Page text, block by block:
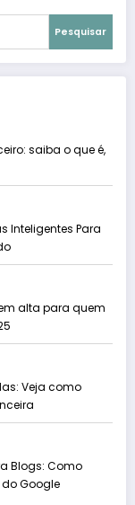
Pesquisar
saiba o que é,
Inteligentes Para
alta para quem
Veja como
Blogs: Como
Google